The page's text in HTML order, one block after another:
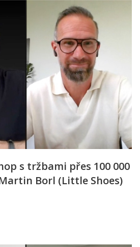
s tržbami přes 100 000
Borl (Little Shoes)